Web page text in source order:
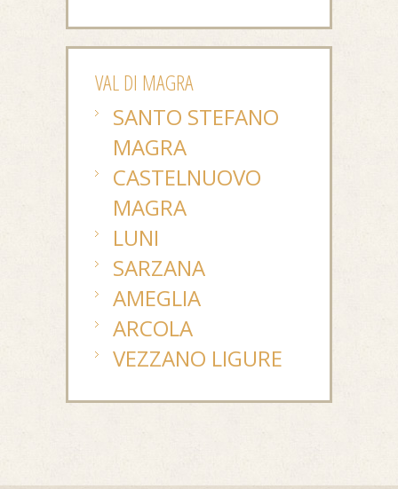
VAL DI MAGRA
SANTO STEFANO
MAGRA
CASTELNUOVO
MAGRA
LUNI
SARZANA
AMEGLIA
ARCOLA
VEZZANO LIGURE